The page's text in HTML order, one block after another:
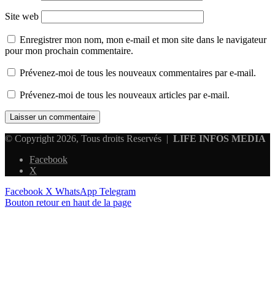
Site web
Enregistrer mon nom, mon e-mail et mon site dans le navigateur
pour mon prochain commentaire.
Prévenez-moi de tous les nouveaux commentaires par e-mail.
Prévenez-moi de tous les nouveaux articles par e-mail.
© Copyright 2026, Tous droits Reservés | LIFE INFOS MEDIA
Facebook
X
Facebook X WhatsApp Telegram
Bouton retour en haut de la page